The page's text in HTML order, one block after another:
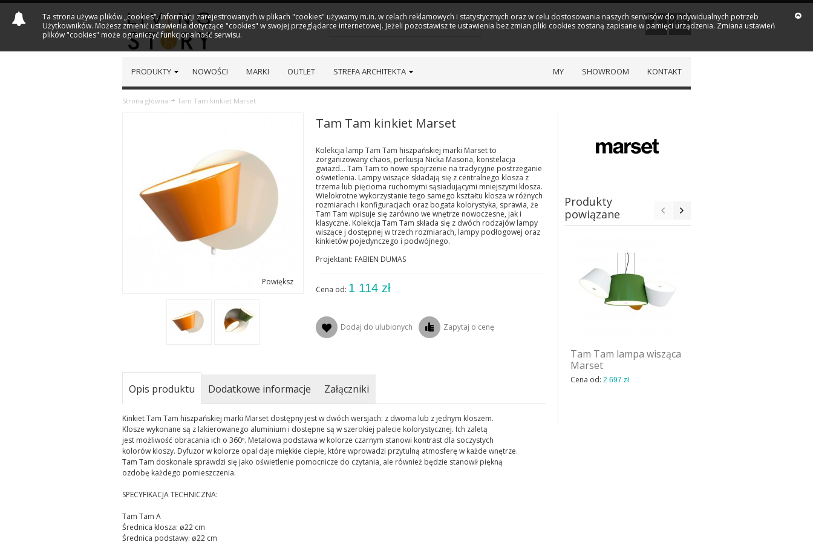
PRODUKTY NOWOŚCI MARKI OUTLET STREFA ARCHITEKTA KONTAKT
SHOWROOM
MY
Strona główna Tam Tam kinkiet Marset
Powiększ
Tam Tam kinkiet Marset
Kolekcja lamp Tam Tam hiszpańskiej marki Marset to
zorganizowany chaos, perkusja Nicka Masona, konstelacja
gwiazd... Tam Tam to nowe spojrzenie na tradycyjne postrzeganie
oświetlenia. Lampy wiszące składają się z centralnego klosza z
trzema lub pięcioma ruchomymi sąsiadującymi mniejszymi klosza.
Wielokrotne wykorzystanie tego samego kształtu klosza w różnych
rozmiarach i konfiguracjach oraz bogata kolorystyka, sprawia, że
Tam Tam wpisuje się zarówno we wnętrze nowoczesne, jak i
klasyczne. Kolekcja Tam Tam składa się z dwóch rodzajów lampy
wiszące j dostępnej w trzech rozmiarach, lampy podłogowej oraz
kinkietów pojedynczego i podwójnego.
Projektant: FABIEN DUMAS
Cena od: 1 114 zł
Dodaj do ulubionych Zapytaj o cenę
Produkty
powiązane
Tam Tam lampa wisząca
Marset
Cena od: 2 697 zł
Opis produktu Dodatkowe informacje Załączniki
Kinkiet Tam Tam hiszpańskiej marki Marset dostępny jest w dwóch wersjach: z dwoma lub z jednym kloszem.
Klosze wykonane są z lakierowanego aluminium i dostępne są w szerokiej palecie kolorystycznej. Ich zaletą
jest możliwość obracania ich o 360º. Metalowa podstawa w kolorze czarnym stanowi kontrast dla soczystych
kolorów kloszy. Dyfuzor w kolorze opal daje miękkie ciepłe, które wprowadzi przytulną atmosferę w każde wnętrze.
Tam Tam doskonale sprawdzi się jako oświetlenie pomocnicze do czytania, ale również będzie stanowił piękną
ozdobę każdego pomieszczenia.
SPECYFIKACJA TECHNICZNA:
Tam Tam A
Średnica klosza: ø22 cm
Średnica podstawy: ø22 cm
Ta strona używa plików „cookies". Informacji zarejestrowanych w plikach "cookies" używamy m.in. w celach reklamowych i statystycznych oraz w celu dostosowania naszych serwisów do indywidualnych potrzeb
Użytkowników. Możesz zmienić ustawienia dotyczące "cookies" w swojej przeglądarce internetowej. Jeżeli pozostawisz te ustawienia bez zmian pliki cookies zostaną zapisane w pamięci urządzenia. Zmiana ustawień
plików "cookies" może ograniczyć funkcjonalność serwisu.